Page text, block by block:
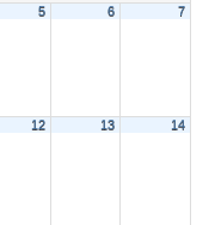
5 6 7
12 13 14